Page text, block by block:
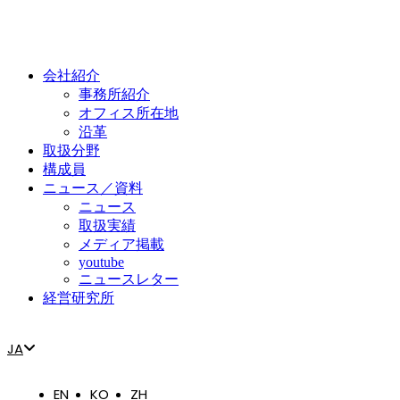
会社紹介
事務所紹介
オフィス所在地
沿革
取扱分野
構成員
ニュース／資料
ニュース
取扱実績
メディア掲載
youtube
ニュースレター
経営研究所
JA
EN KO ZH